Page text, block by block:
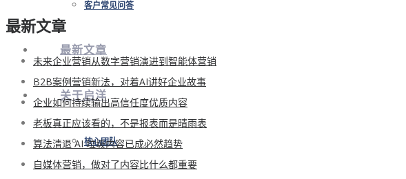
客户常见问答
最新文章
关于启洋
核心团队
最新文章
未来企业营销从数字营销演进到智能体营销
B2B案例营销新法，对着AI讲好企业故事
企业如何持续输出高信任度优质内容
老板真正应该看的，不是报表而是晴雨表
算法清退 AI 垃圾内容已成必然趋势
自媒体营销，做对了内容比什么都重要